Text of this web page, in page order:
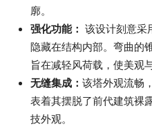
廓。
强化功能： 该设计刻意采
隐藏在结构内部。弯曲的
旨在减轻风荷载，使美观
无缝集成： 该塔外观流畅
表着其摆脱了前代建筑裸
技外观。